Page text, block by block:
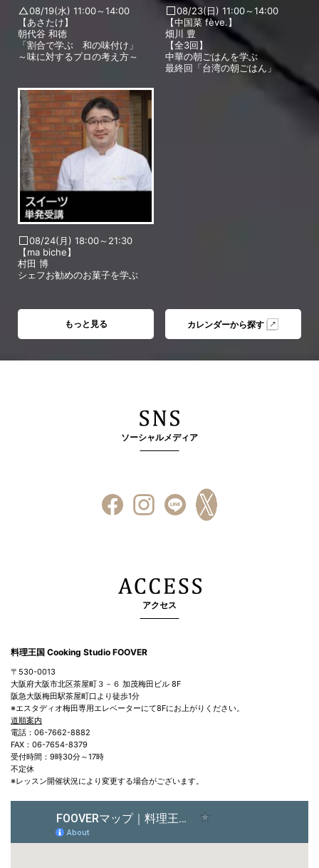
08/19(水) 11:00～14:00
【あさたけ】
朝代谷 和徳
「割合で学ぶ 和の味付け」
～味に対するプロの考え方～
08/23(日) 11:00～14:00
【中国菜 fève.】
畑川 豊
【全3回】
中華の朝ごはんを学ぶ
最終回「台湾の朝ごはん」
08/24(月) 18:00～21:30
【ma biche】
村田 博
シェフお勧めのお菓子を学ぶ
もっと見る カレンダーから探す
ソーシャルメディア
アクセス
料理王国 Cooking Studio FOOVER
〒530-0013
大阪府大阪市北区茶屋町３－６ 加茂梅田ビル 8F
阪急大阪梅田駅茶屋町口より徒歩1分
※エスタディオ梅田専用エレベーターにて8Fにお上がりください。
道順案内
電話：06-7662-8882
FAX：06-7654-8379
受付時間：9時30分～17時
不定休
※レッスン開催状況により変更する場合がございます。